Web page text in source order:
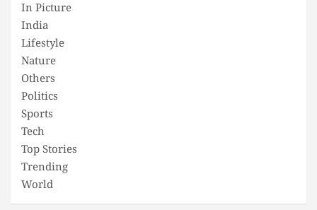
In Picture
India
Lifestyle
Nature
Others
Politics
Sports
Tech
Top Stories
Trending
World